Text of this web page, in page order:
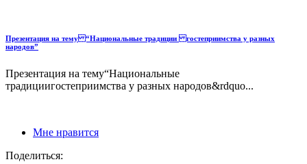
Презентация на тему “Национальные традиции гостеприимства у разных
народов”
Презентация на тему“Национальные
традициигостеприимства у разных народов&rdquo...
Мне нравится
Поделиться: